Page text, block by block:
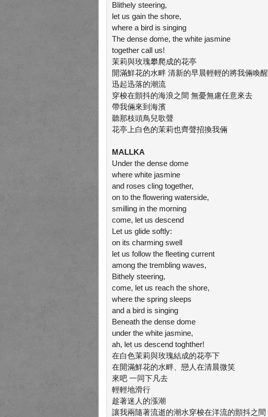
Blithely steering,
let us gain the shore,
where a bird is singing
The dense dome, the white jasmine
together call us!
茉莉與玫瑰攀爬成的花亭
開滿鮮花的水畔 清新的早晨輕輕的將我倆喚醒
迅起迅落的潮流
穿梭在顫抖的海浪之間 無憂無慮任意來去
帶我倆來到海濱
聽那枝頭鳥兒歌聲
花亭上白色的茉莉也齊聲招換我倆
MALLKA
Under the dense dome
where white jasmine
and roses cling together,
on to the flowering waterside,
smilling in the morning
come, let us descend
Let us glide softly:
on its charming swell
let us follow the fleeting current
among the trembling waves,
Bithely steering,
come, let us reach the shore,
where the spring sleeps
and a bird is singing
Beneath the dense dome
under the white jasmine,
ah, let us descend toghther!
在白色茉莉與玫瑰結成的花亭下
在開滿鮮花的水畔、戀人在清晨微笑
來吧 一同下凡去
輕輕地滑行
趁著迷人的漲潮
讓我兩隨著流逝的潮水穿梭在洋流的顫抖之間